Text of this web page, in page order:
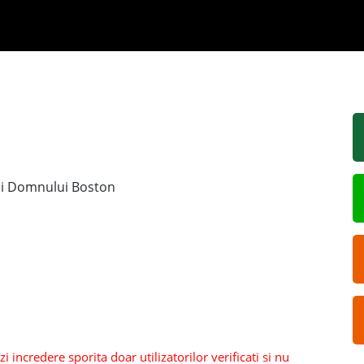
Domnului Boston
incredere sporita doar utilizatorilor verificati si nu